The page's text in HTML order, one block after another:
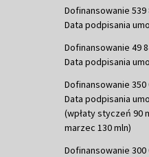
Dofinansowanie 539
Data podpisania
Dofinansowanie 49
Data podpisania
Dofinansowanie 350
Data podpisania
(wpłaty styczeń 90
marzec 130 mln)
Dofinansowanie 300